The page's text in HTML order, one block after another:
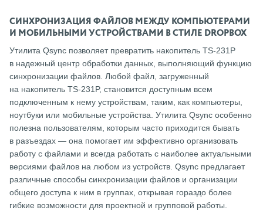
СИНХРОНИЗАЦИЯ ФАЙЛОВ МЕЖДУ КОМПЬЮТЕРАМИ
И МОБИЛЬНЫМИ УСТРОЙСТВАМИ В СТИЛЕ DROPBOX
Утилита Qsync позволяет превратить накопитель TS-231P
в надежный центр обработки данных, выполняющий функцию
синхронизации файлов. Любой файл, загруженный
на накопитель TS-231P, становится доступным всем
подключенным к нему устройствам, таким, как компьютеры,
ноутбуки или мобильные устройства. Утилита Qsync особенно
полезна пользователям, которым часто приходится бывать
в разъездах — она помогает им эффективно организовать
работу с файлами и всегда работать с наиболее актуальными
версиями файлов на любом из устройств. Qsync предлагает
различные способы синхронизации файлов и организации
общего доступа к ним в группах, открывая гораздо более
гибкие возможности для проектной и групповой работы.